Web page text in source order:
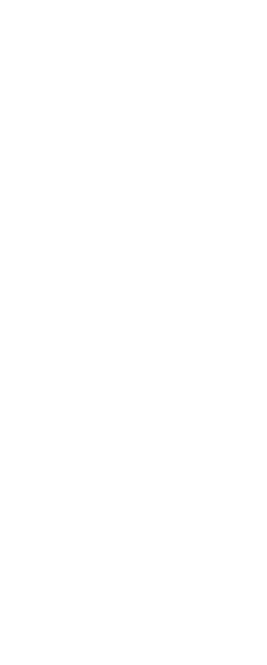
στα αγαπημένα
στα αγαπημένα
στα αγαπημένα
στα αγαπημένα